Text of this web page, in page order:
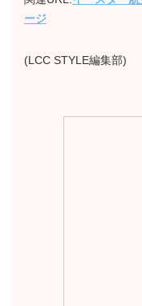
ージ
(LCC STYLE編集部)